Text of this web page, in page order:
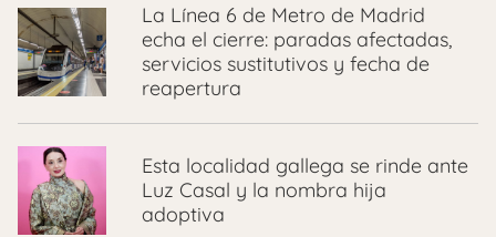
La Línea 6 de Metro de Madrid
echa el cierre: paradas afectadas,
servicios sustitutivos y fecha de
reapertura
Esta localidad gallega se rinde ante
Luz Casal y la nombra hija
adoptiva